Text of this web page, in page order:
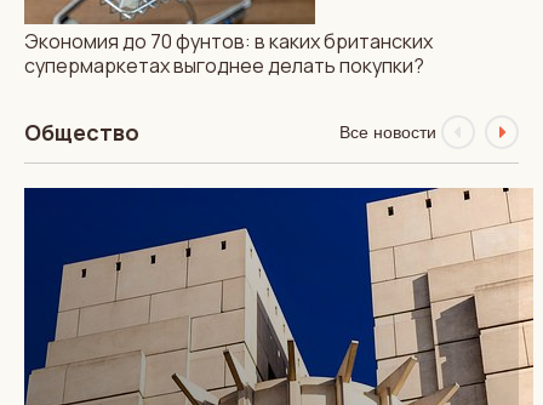
Экономия до 70 фунтов: в каких британских
супермаркетах выгоднее делать покупки?
Общество Все новости